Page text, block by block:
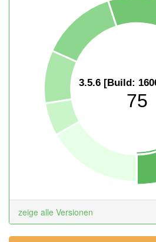
3.5.6 [Build:
75
zeige alle Versionen